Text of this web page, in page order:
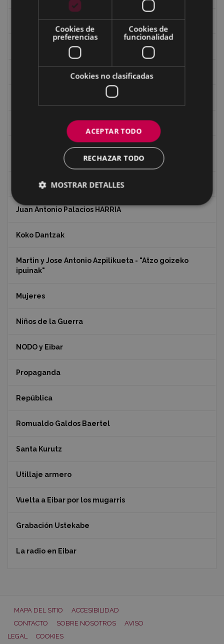
Fondo Carlos Narbaiza
Ignacio Zuloaga (1870-2020)
Ignacio Zuloaga, cuadros del autor en las tiendas de
Indalecio Ojanguren Diputación de Gipuzkoa
Juan Antonio Palacios HARRIA
Koko Dantzak
Martin y Jose Antonio Azpilikueta - "Atzo goizeko
ipuinak"
Mujeres
Niños de la Guerra
NODO y Eibar
Propaganda
República
Romualdo Galdos Baertel
Santa Kurutz
Utillaje armero
Vuelta a Eibar por los mugarris
Grabación Ustekabe
La radio en Eibar
MAPA DEL SITIO
ACCESIBILIDAD
CONTACTO
SOBRE NOSOTROS
AVISO
LEGAL
COOKIES
Cookies de
preferencias
Cookies de
funcionalidad
Cookies no clasificadas
ACEPTAR TODO
RECHAZAR TODO
MOSTRAR DETALLES